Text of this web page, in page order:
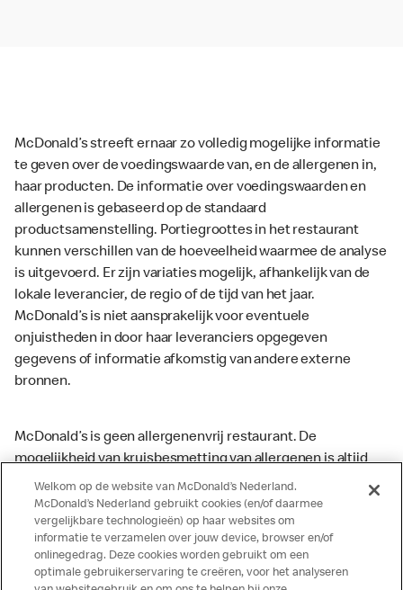
McDonald’s streeft ernaar zo volledig mogelijke informatie
te geven over de voedingswaarde van, en de allergenen in,
haar producten. De informatie over voedingswaarden en
allergenen is gebaseerd op de standaard
productsamenstelling. Portiegroottes in het restaurant
kunnen verschillen van de hoeveelheid waarmee de analyse
is uitgevoerd. Er zijn variaties mogelijk, afhankelijk van de
lokale leverancier, de regio of de tijd van het jaar.
McDonald’s is niet aansprakelijk voor eventuele
onjuistheden in door haar leveranciers opgegeven
gegevens of informatie afkomstig van andere externe
bronnen.
McDonald’s is geen allergenenvrij restaurant. De
mogelijkheid van kruisbesmetting van allergenen is altijd
aanwezig. McDonald’s kan zodoende niet garanderen dat
haar producten geen sporen van allergenen bevatten.
McDonald’s aanvaardt daarom geen aansprakelijkheid
indien een gast als gevolg van het binnenkrijgen van (een
spoor van) een allergeen lichamelijke klachten krijgt. Alle
Welkom op de website van McDonald’s Nederland.
McDonald’s Nederland gebruikt cookies (en/of daarmee
vergelijkbare technologieën) op haar websites om
informatie te verzamelen over jouw device, browser en/of
onlinegedrag. Deze cookies worden gebruikt om een
optimale gebruikerservaring te creëren, voor het analyseren